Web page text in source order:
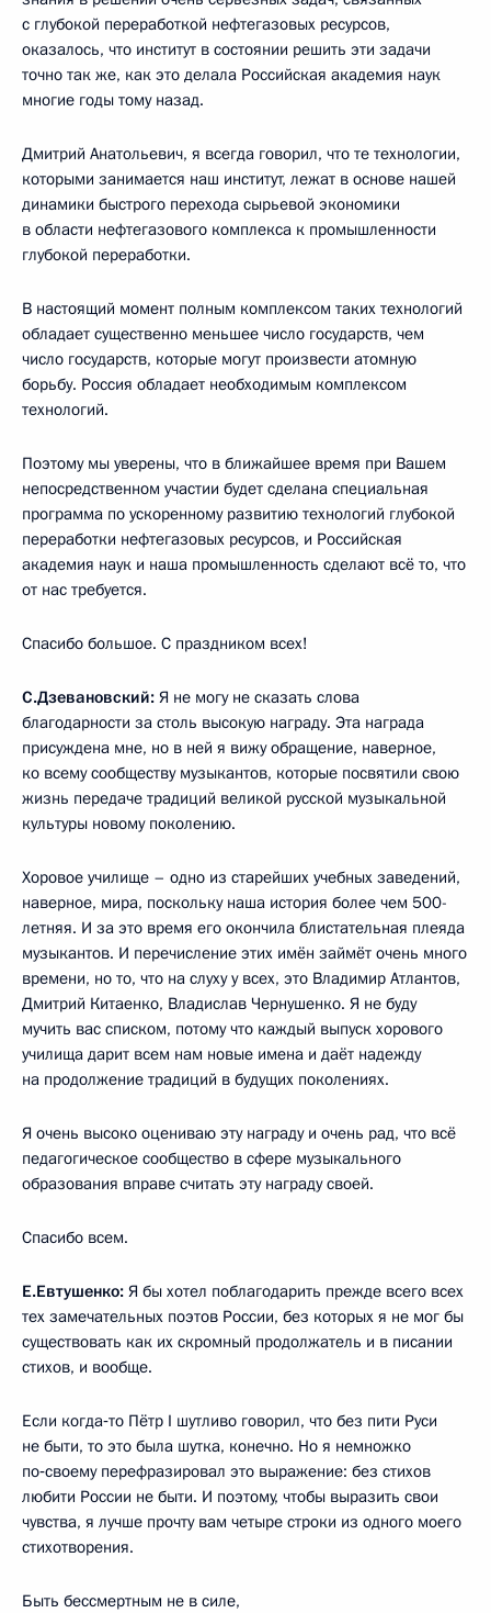
с глубокой переработкой нефтегазовых ресурсов,
оказалось, что институт в состоянии решить эти задачи
точно так же, как это делала Российская академия наук
многие годы тому назад.
Дмитрий Анатольевич, я всегда говорил, что те технологии,
которыми занимается наш институт, лежат в основе нашей
динамики быстрого перехода сырьевой экономики
в области нефтегазового комплекса к промышленности
глубокой переработки.
В настоящий момент полным комплексом таких технологий
обладает существенно меньшее число государств, чем
число государств, которые могут произвести атомную
борьбу. Россия обладает необходимым комплексом
технологий.
Поэтому мы уверены, что в ближайшее время при Вашем
непосредственном участии будет сделана специальная
программа по ускоренному развитию технологий глубокой
переработки нефтегазовых ресурсов, и Российская
академия наук и наша промышленность сделают всё то, что
от нас требуется.
Спасибо большое. С праздником всех!
С.Дзевановский: Я не могу не сказать слова
благодарности за столь высокую награду. Эта награда
присуждена мне, но в ней я вижу обращение, наверное,
ко всему сообществу музыкантов, которые посвятили свою
жизнь передаче традиций великой русской музыкальной
культуры новому поколению.
Хоровое училище – одно из старейших учебных заведений,
наверное, мира, поскольку наша история более чем 500-
летняя. И за это время его окончила блистательная плеяда
музыкантов. И перечисление этих имён займёт очень много
времени, но то, что на слуху у всех, это Владимир Атлантов,
Дмитрий Китаенко, Владислав Чернушенко. Я не буду
мучить вас списком, потому что каждый выпуск хорового
училища дарит всем нам новые имена и даёт надежду
на продолжение традиций в будущих поколениях.
Я очень высоко оцениваю эту награду и очень рад, что всё
педагогическое сообщество в сфере музыкального
образования вправе считать эту награду своей.
Спасибо всем.
Е.Евтушенко: Я бы хотел поблагодарить прежде всего всех
тех замечательных поэтов России, без которых я не мог бы
существовать как их скромный продолжатель и в писании
стихов, и вообще.
Если когда‑то Пётр I шутливо говорил, что без пити Руси
не быти, то это была шутка, конечно. Но я немножко
по‑своему перефразировал это выражение: без стихов
любити России не быти. И поэтому, чтобы выразить свои
чувства, я лучше прочту вам четыре строки из одного моего
стихотворения.
Быть бессмертным не в силе,